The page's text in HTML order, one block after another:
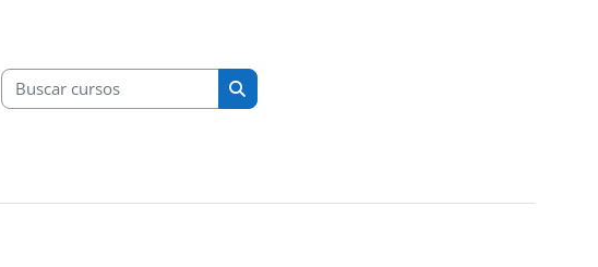
Buscar cursos
Buscar cursos